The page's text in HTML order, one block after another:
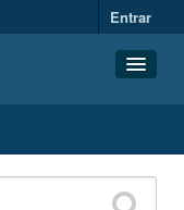
Entrar